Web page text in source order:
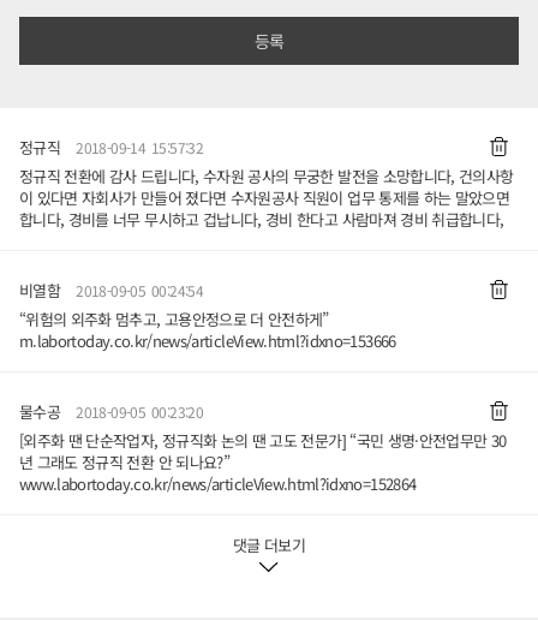
정규직 2018-09-14 15:57:32
정규직 전환에 감사 드립니다, 수자원 공사의 무궁한 발전을 소망합니다, 건의사항
이 있다면 자회사가 만들어 졌다면 수자원공사 직원이 업무 통제를 하는 말았으면
합니다, 경비를 너무 무시하고 겁납니다, 경비 한다고 사람마져 경비 취급합니다,
비열함 2018-09-05 00:24:54
“위험의 외주화 멈추고, 고용안정으로 더 안전하게”
m.labortoday.co.kr/news/articleView.html?idxno=153666
물수공 2018-09-05 00:23:20
[외주화 땐 단순작업자, 정규직화 논의 땐 고도 전문가] “국민 생명·안전업무만 30
년 그래도 정규직 전환 안 되나요?”
www.labortoday.co.kr/news/articleView.html?idxno=152864
댓글 더보기